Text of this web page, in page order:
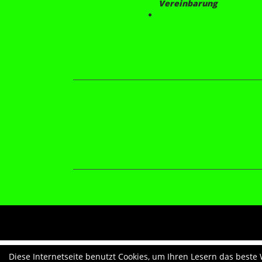
Vereinbarung
Diese Internetseite benutzt Cookies, um Ihren Lesern das